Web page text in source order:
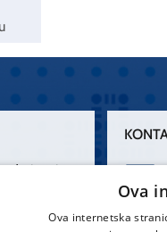
darivanja
od
Ova
Ova internetska